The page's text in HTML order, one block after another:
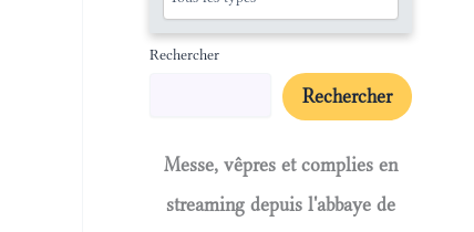
Rechercher
Rechercher
Messe, vêpres et complies en
streaming depuis l'abbaye de